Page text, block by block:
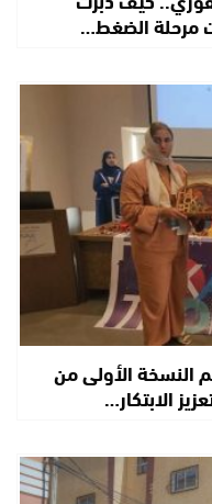
مرحلة الضغط…
النسخة الأولى من